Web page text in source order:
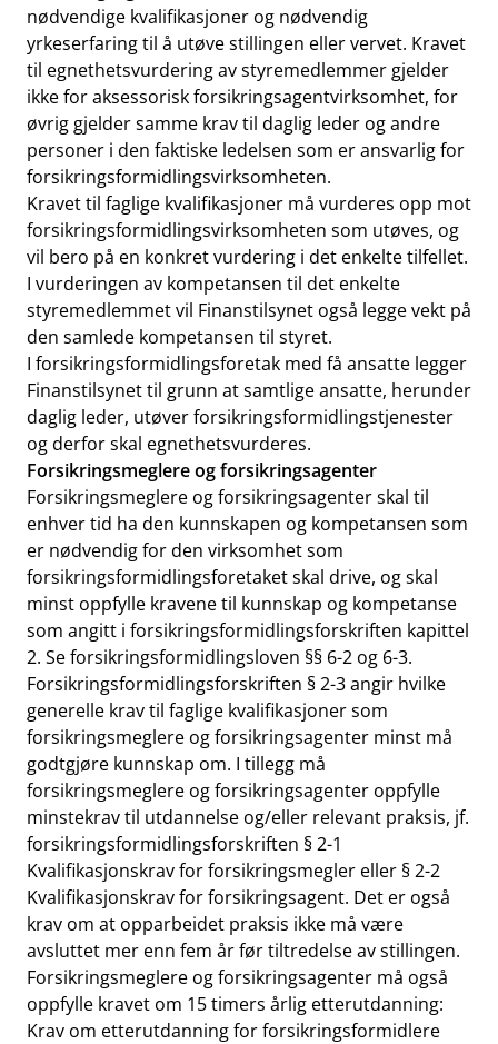
nødvendige kvalifikasjoner og nødvendig
yrkeserfaring til å utøve stillingen eller vervet. Kravet
til egnethetsvurdering av styremedlemmer gjelder
ikke for aksessorisk forsikringsagentvirksomhet, for
øvrig gjelder samme krav til daglig leder og andre
personer i den faktiske ledelsen som er ansvarlig for
forsikringsformidlingsvirksomheten.
Kravet til faglige kvalifikasjoner må vurderes opp mot
forsikringsformidlingsvirksomheten som utøves, og
vil bero på en konkret vurdering i det enkelte tilfellet.
I vurderingen av kompetansen til det enkelte
styremedlemmet vil Finanstilsynet også legge vekt på
den samlede kompetansen til styret.
I forsikringsformidlingsforetak med få ansatte legger
Finanstilsynet til grunn at samtlige ansatte, herunder
daglig leder, utøver forsikringsformidlingstjenester
og derfor skal egnethetsvurderes.
Forsikringsmeglere og forsikringsagenter
Forsikringsmeglere og forsikringsagenter skal til
enhver tid ha den kunnskapen og kompetansen som
er nødvendig for den virksomhet som
forsikringsformidlingsforetaket skal drive, og skal
minst oppfylle kravene til kunnskap og kompetanse
som angitt i forsikringsformidlingsforskriften kapittel
2. Se forsikringsformidlingsloven §§ 6-2 og 6-3.
Forsikringsformidlingsforskriften § 2-3 angir hvilke
generelle krav til faglige kvalifikasjoner som
forsikringsmeglere og forsikringsagenter minst må
godtgjøre kunnskap om. I tillegg må
forsikringsmeglere og forsikringsagenter oppfylle
minstekrav til utdannelse og/eller relevant praksis, jf.
forsikringsformidlingsforskriften § 2-1
Kvalifikasjonskrav for forsikringsmegler eller § 2-2
Kvalifikasjonskrav for forsikringsagent. Det er også
krav om at opparbeidet praksis ikke må være
avsluttet mer enn fem år før tiltredelse av stillingen.
Forsikringsmeglere og forsikringsagenter må også
oppfylle kravet om 15 timers årlig etterutdanning:
Krav om etterutdanning for forsikringsformidlere